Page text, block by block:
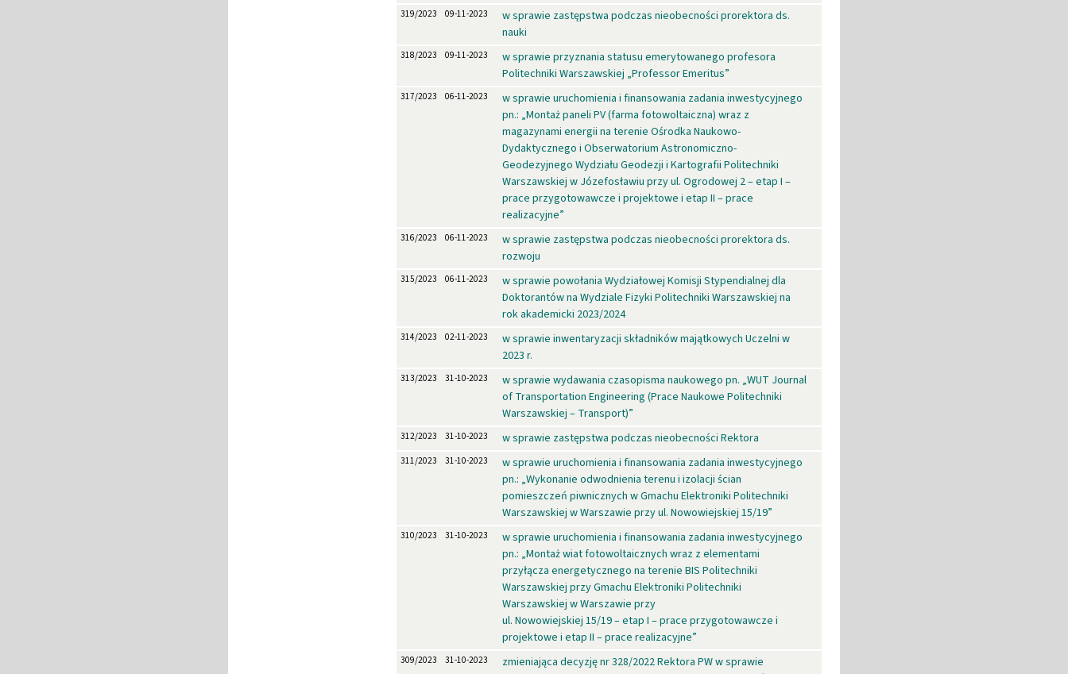
319/2023 09-11-2023
w sprawie zastępstwa podczas nieobecności prorektora ds.
nauki
318/2023 09-11-2023
w sprawie przyznania statusu emerytowanego profesora
Politechniki Warszawskiej „Professor Emeritus”
317/2023 06-11-2023
w sprawie uruchomienia i finansowania zadania inwestycyjnego
pn.: „Montaż paneli PV (farma fotowoltaiczna) wraz z
magazynami energii na terenie Ośrodka Naukowo-
Dydaktycznego i Obserwatorium Astronomiczno-
Geodezyjnego Wydziału Geodezji i Kartografii Politechniki
Warszawskiej w Józefosławiu przy ul. Ogrodowej 2 – etap I –
prace przygotowawcze i projektowe i etap II – prace
realizacyjne”
316/2023 06-11-2023
w sprawie zastępstwa podczas nieobecności prorektora ds.
rozwoju
315/2023 06-11-2023
w sprawie powołania Wydziałowej Komisji Stypendialnej dla
Doktorantów na Wydziale Fizyki Politechniki Warszawskiej na
rok akademicki 2023/2024
314/2023 02-11-2023
w sprawie inwentaryzacji składników majątkowych Uczelni w
2023 r.
313/2023 31-10-2023
w sprawie wydawania czasopisma naukowego pn. „WUT Journal
of Transportation Engineering (Prace Naukowe Politechniki
Warszawskiej – Transport)”
312/2023 31-10-2023 w sprawie zastępstwa podczas nieobecności Rektora
311/2023 31-10-2023
w sprawie uruchomienia i finansowania zadania inwestycyjnego
pn.: „Wykonanie odwodnienia terenu i izolacji ścian
pomieszczeń piwnicznych w Gmachu Elektroniki Politechniki
Warszawskiej w Warszawie przy ul. Nowowiejskiej 15/19”
310/2023 31-10-2023
w sprawie uruchomienia i finansowania zadania inwestycyjnego
pn.: „Montaż wiat fotowoltaicznych wraz z elementami
przyłącza energetycznego na terenie BIS Politechniki
Warszawskiej przy Gmachu Elektroniki Politechniki
Warszawskiej w Warszawie przy
ul. Nowowiejskiej 15/19 – etap I – prace przygotowawcze i
projektowe i etap II – prace realizacyjne”
309/2023 31-10-2023
zmieniająca decyzję nr 328/2022 Rektora PW w sprawie